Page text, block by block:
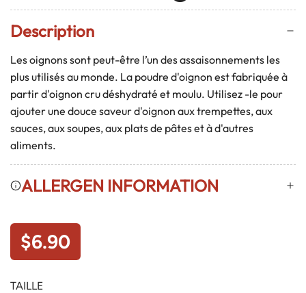
Description
Les oignons sont peut-être l’un des assaisonnements les
plus utilisés au monde. La poudre d'oignon est fabriquée à
partir d'oignon cru déshydraté et moulu. Utilisez -le pour
ajouter une douce saveur d'oignon aux trempettes, aux
sauces, aux soupes, aux plats de pâtes et à d'autres
aliments.
ALLERGEN INFORMATION
Prix régulier
$6.90
TAILLE